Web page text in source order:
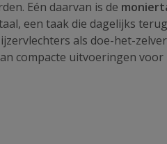
Eén daarvan is de
een taak die dagelijks
als doe-het-
compacte uitvoeringen